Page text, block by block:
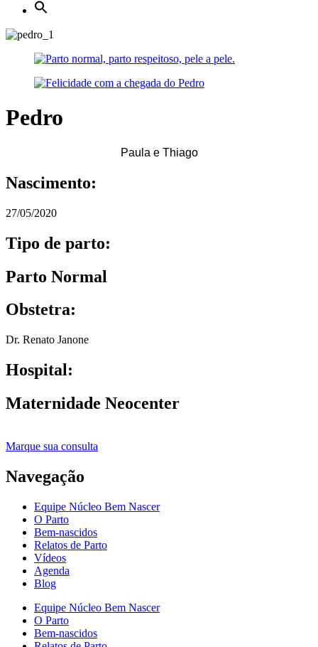
Pedro
Paula e Thiago
Nascimento:
27/05/2020
Tipo de parto:
Parto Normal
Obstetra:
Dr. Renato Janone
Hospital:
Maternidade Neocenter
Marque sua consulta
Navegação
Equipe Núcleo Bem Nascer
O Parto
Bem-nascidos
Relatos de Parto
Vídeos
Agenda
Blog
Equipe Núcleo Bem Nascer
O Parto
Bem-nascidos